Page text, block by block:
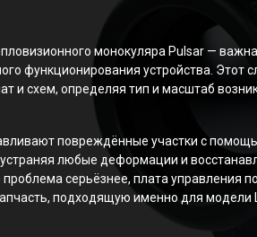
монокуляра Pulsar —
функционирования устройства. Этот
и схем, определяя тип и масштаб
повреждённые участки с
любые деформации и
серьёзнее, плата управления
подходящую именно для модели